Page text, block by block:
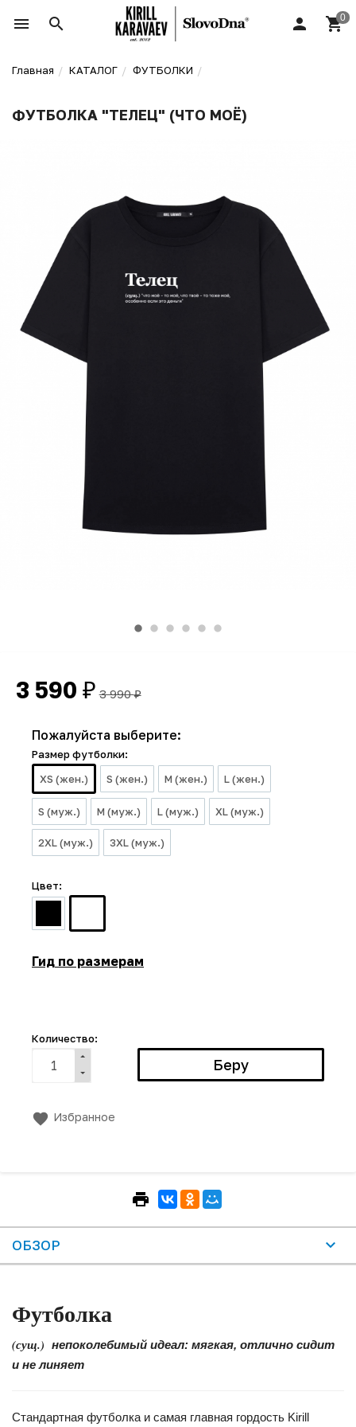
Главная КАТАЛОГ ФУТБОЛКИ
ФУТБОЛКА "ТЕЛЕЦ" (ЧТО МОЁ)
3 590 ₽ 3 990₽
Пожалуйста выберите:
Размер футболки:
XS (жен.)
S (жен.) M (жен.) L (жен.)
S (муж.) M (муж.) L (муж.) XL (муж.)
2XL (муж.) 3XL (муж.)
Цвет:
Гид по размерам
Количество:
Избранное
ОБЗОР
Футболка
(сущ.) непоколебимый идеал: мягкая, отлично сидит
и не линяет
Стандартная футболка и самая главная гордость Kirill